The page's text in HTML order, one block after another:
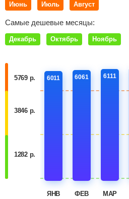
Июнь Июль Август
Самые дешевые месяцы:
Декабрь Октябрь Ноябрь
5769 р.
3846 р.
1282 р.
6011
ЯНВ
6061
ФЕВ
6111
МАР